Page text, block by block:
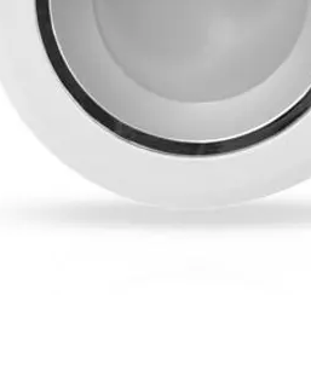
lm 2100 lm